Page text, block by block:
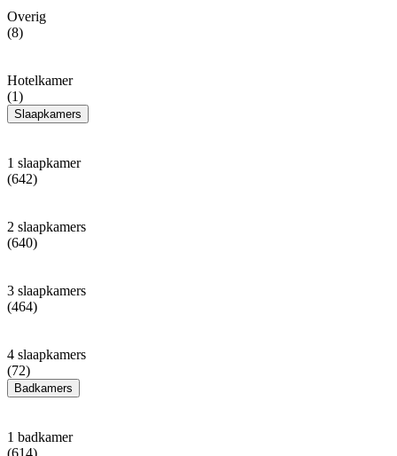
Overig
(8)
Hotelkamer
(1)
Slaapkamers
1 slaapkamer
(642)
2 slaapkamers
(640)
3 slaapkamers
(464)
4 slaapkamers
(72)
Badkamers
1 badkamer
(614)